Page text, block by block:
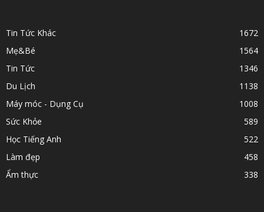
Tin Tức Khác
1672
Mẹ&Bé
1564
Tin Tức
1346
Du Lịch
1138
Máy móc - Dụng Cụ
1008
Sức Khỏe
589
Học Tiếng Anh
522
Làm đẹp
458
Ẩm thực
338